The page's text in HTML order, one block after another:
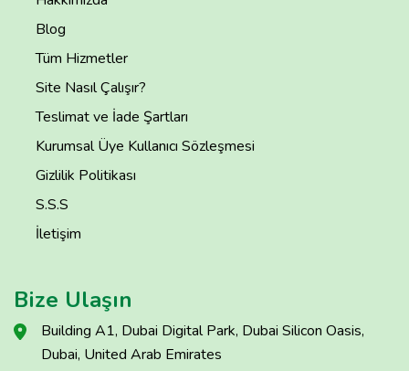
Blog
Tüm Hizmetler
Site Nasıl Çalışır?
Teslimat ve İade Şartları
Kurumsal Üye Kullanıcı Sözleşmesi
Gizlilik Politikası
S.S.S
İletişim
Bize Ulaşın
Building A1, Dubai Digital Park, Dubai Silicon Oasis,
Dubai, United Arab Emirates